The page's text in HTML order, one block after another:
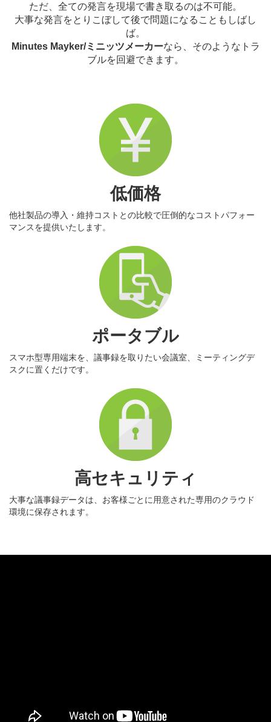
ただ、全ての発言を現場で書き取るのは不可能。
大事な発言をとりこぼして後で問題になることもしばし
ば。
Minutes Mayker/ミニッツメーカーなら、そのようなトラ
ブルを回避できます。
低価格
他社製品の導入・維持コストとの比較で圧倒的なコストパフォー
マンスを提供いたします。
ポータブル
スマホ型専用端末を、議事録を取りたい会議室、ミーティングデ
スクに置くだけです。
高セキュリティ
大事な議事録データは、お客様ごとに用意された専用のクラウド
環境に保存されます。